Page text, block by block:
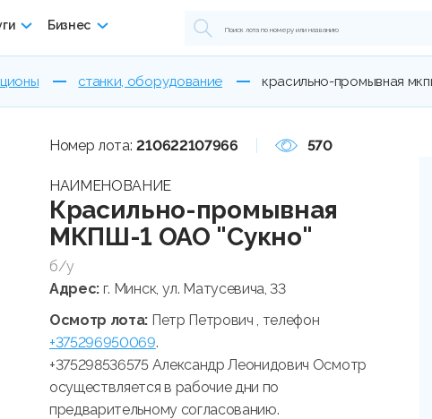
Бизнес
станки, оборудование красильно-промывная
Номер лота: 210622107966 570
НАИМЕНОВАНИЕ
Красильно-промывная
МКПШ-1 ОАО "Сукно"
б/у
Адрес: г. Минск, ул. Матусевича, 33
Осмотр лота: Петр Петрович , телефон
+375296950069.
+375298536575 Александр Леонидович Осмотр
осуществляется в рабочие дни по
предварительному согласованию.